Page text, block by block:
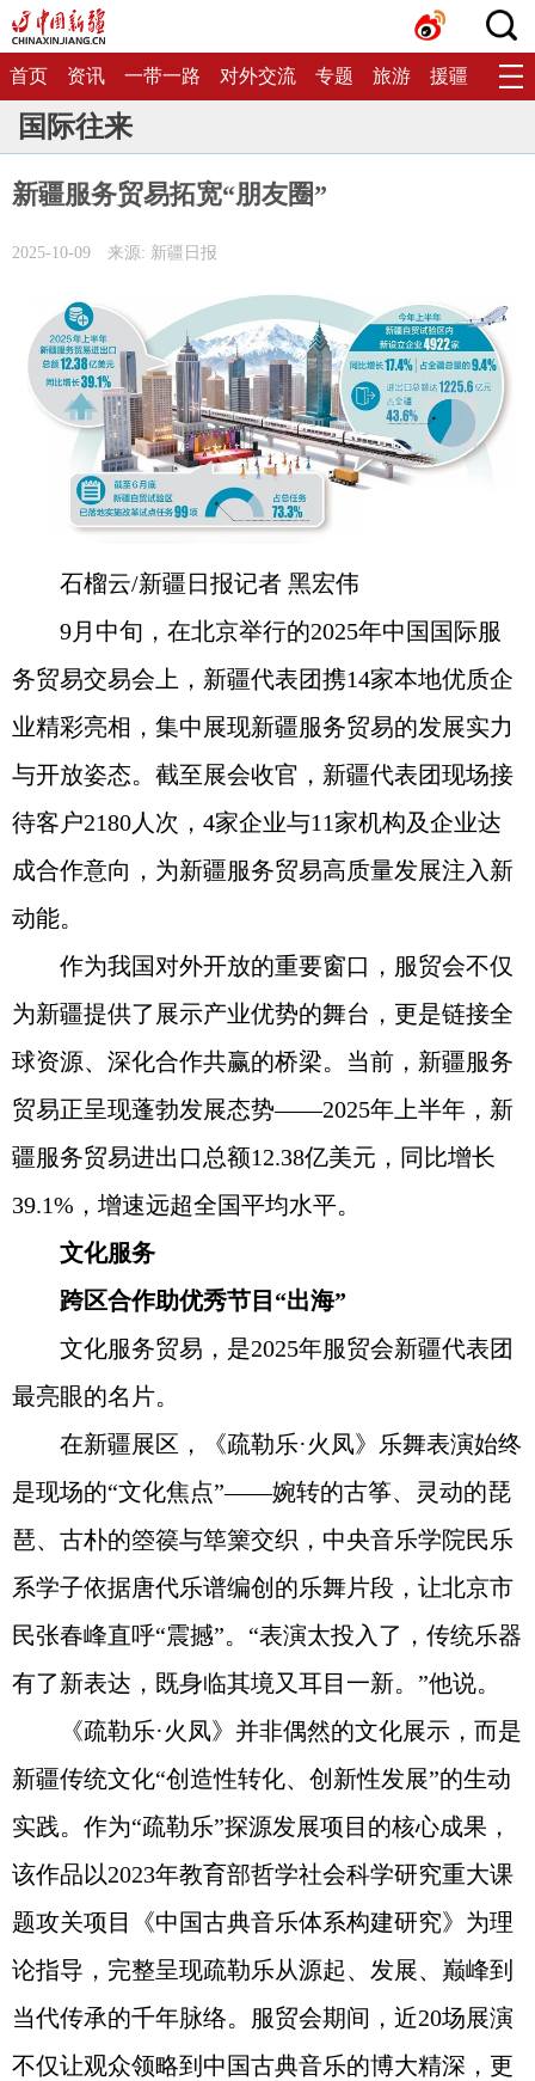
首页 资讯 一带一路 对外交流 专题 旅游 援疆 生态
国际往来
新疆服务贸易拓宽“朋友圈”
2025-10-09 来源: 新疆日报
石榴云/新疆日报记者 黑宏伟
9月中旬，在北京举行的2025年中国国际服
务贸易交易会上，新疆代表团携14家本地优质企
业精彩亮相，集中展现新疆服务贸易的发展实力
与开放姿态。截至展会收官，新疆代表团现场接
待客户2180人次，4家企业与11家机构及企业达
成合作意向，为新疆服务贸易高质量发展注入新
动能。
作为我国对外开放的重要窗口，服贸会不仅
为新疆提供了展示产业优势的舞台，更是链接全
球资源、深化合作共赢的桥梁。当前，新疆服务
贸易正呈现蓬勃发展态势——2025年上半年，新
疆服务贸易进出口总额12.38亿美元，同比增长
39.1%，增速远超全国平均水平。
文化服务
跨区合作助优秀节目“出海”
文化服务贸易，是2025年服贸会新疆代表团
最亮眼的名片。
在新疆展区，《疏勒乐·火凤》乐舞表演始终
是现场的“文化焦点”——婉转的古筝、灵动的琵
琶、古朴的箜篌与筚篥交织，中央音乐学院民乐
系学子依据唐代乐谱编创的乐舞片段，让北京市
民张春峰直呼“震撼”。“表演太投入了，传统乐器
有了新表达，既身临其境又耳目一新。”他说。
《疏勒乐·火凤》并非偶然的文化展示，而是
新疆传统文化“创造性转化、创新性发展”的生动
实践。作为“疏勒乐”探源发展项目的核心成果，
该作品以2023年教育部哲学社会科学研究重大课
题攻关项目《中国古典音乐体系构建研究》为理
论指导，完整呈现疏勒乐从源起、发展、巅峰到
当代传承的千年脉络。服贸会期间，近20场展演
不仅让观众领略到中国古典音乐的博大精深，更